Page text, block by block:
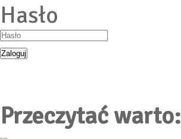
Hasło
Przeczytać warto: